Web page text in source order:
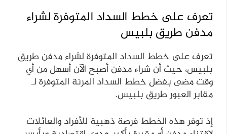
تعرف على خطط السداد المتوفرة لشراء
مدفن طريق بلبيس
تعرف على خطط السداد المتوفرة لشراء مدفن طريق
بلبيس، حيث أن شراء مدفن أصبح الآن أسهل من أي
وقت مضى بفضل خطط السداد المرنة المتوفرة لـ
مقابر العبور طريق بلبيس.
إذ توفر هذه الخطط فرصة ذهبية للأفراد والعائلات